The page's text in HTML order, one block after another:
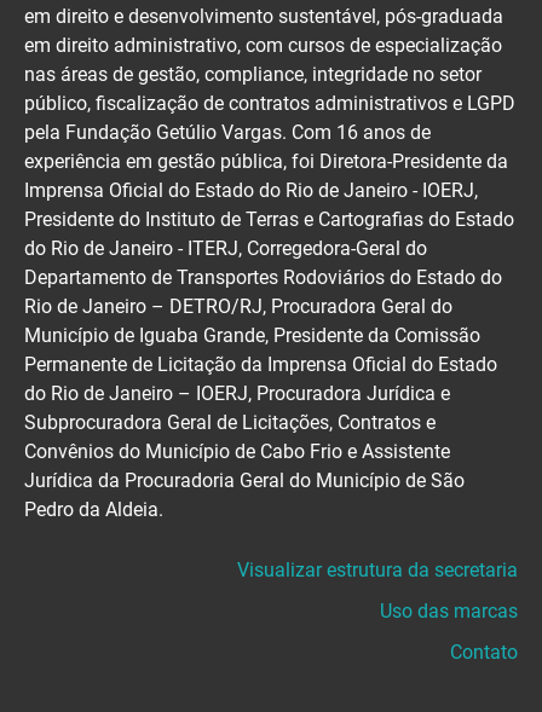
em direito e desenvolvimento sustentável, pós-graduada
em direito administrativo, com cursos de especialização
nas áreas de gestão, compliance, integridade no setor
público, fiscalização de contratos administrativos e LGPD
pela Fundação Getúlio Vargas. Com 16 anos de
experiência em gestão pública, foi Diretora-Presidente da
Imprensa Oficial do Estado do Rio de Janeiro - IOERJ,
Presidente do Instituto de Terras e Cartografias do Estado
do Rio de Janeiro - ITERJ, Corregedora-Geral do
Departamento de Transportes Rodoviários do Estado do
Rio de Janeiro – DETRO/RJ, Procuradora Geral do
Município de Iguaba Grande, Presidente da Comissão
Permanente de Licitação da Imprensa Oficial do Estado
do Rio de Janeiro – IOERJ, Procuradora Jurídica e
Subprocuradora Geral de Licitações, Contratos e
Convênios do Município de Cabo Frio e Assistente
Jurídica da Procuradoria Geral do Município de São
Pedro da Aldeia.
Visualizar estrutura da secretaria
Uso das marcas
Contato